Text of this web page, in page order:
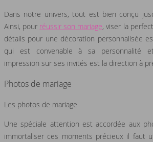
Dans notre univers, tout est bien conçu
Ainsi, pour réussir son mariage, viser la
détails pour une décoration personnalisée
qui est convenable à sa personnalité
impression sur ses invités est la direction à
Photos de mariage
Les photos de mariage
Une spéciale attention est accordée aux
immortaliser ces moments précieux il faut